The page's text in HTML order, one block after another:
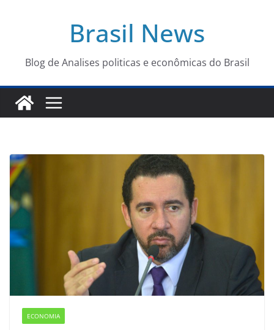
conteúdo
Brasil News
Blog de Analises politicas e econômicas do Brasil
ECONOMIA